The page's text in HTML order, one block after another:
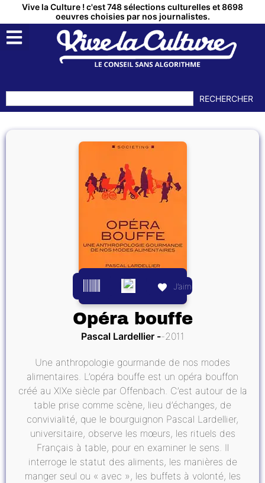
Vive la Culture ! c'est 748 sélections culturelles et 8698
oeuvres choisies par nos journalistes.
RECHERCHER
J’aime
Opéra bouffe
Pascal Lardellier 2011
Une anthropologie gourmande de nos modes
alimentaires. L’opéra bouffe est un opéra bouffon
créé au XIXe siècle par Offenbach. C’est autour de la
table prise comme scène, lieu d’échanges, de
convivialité, que le bourguignon Pascal Lardellier,
universitaire, observe les mœurs, les rituels des
Français à table, pour en examiner le sens. Il
interroge le statut des aliments, les manières de
manger seul ou « avec », les buffets à volonté, les